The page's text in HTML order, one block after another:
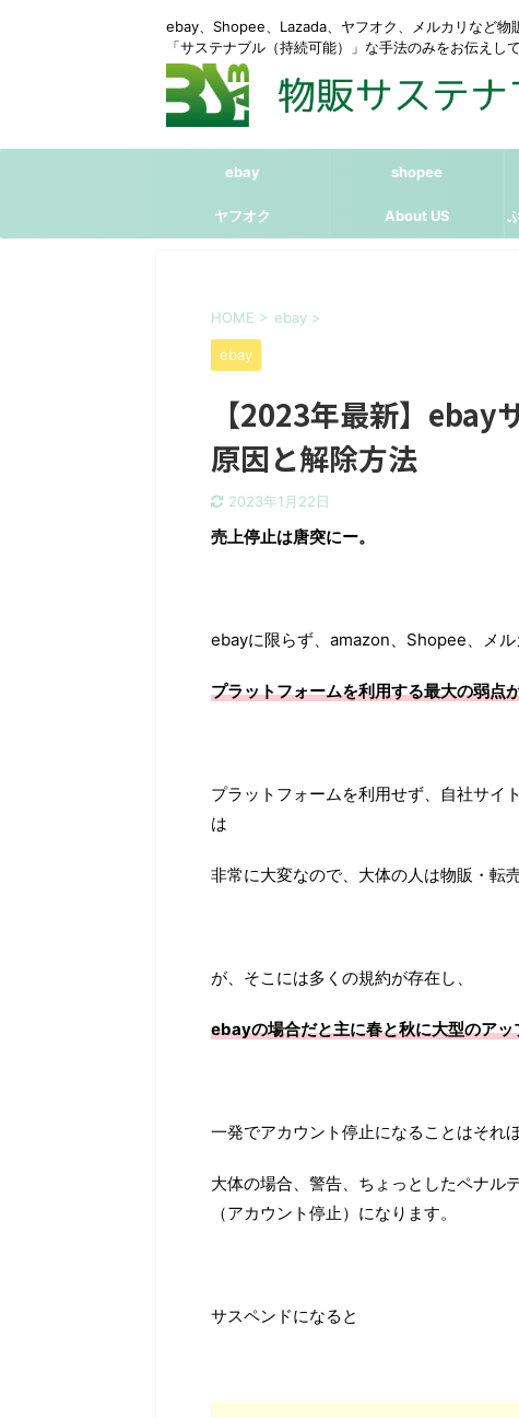
ebay、Shopee、Lazada、ヤフオク、メルカリなど物
「サステナブル（持続可能）」な手法のみをお伝えし
ebay shopee
ヤフオク About US
HOME > ebay >
ebay
【2023年最新】ebay
原因と解除方法
2023年1月22日
売上停止は唐突にー。
ebayに限らず、amazon、Shopee、メル
プラットフォームを利用する最大の弱点
プラットフォームを利用せず、自社サイ
は
非常に大変なので、大体の人は物販・転
が、そこには多くの規約が存在し、
ebayの場合だと主に春と秋に大型のア
一発でアカウント停止になることはそれ
大体の場合、警告、ちょっとしたペナル
（アカウント停止）になります。
サスペンドになると